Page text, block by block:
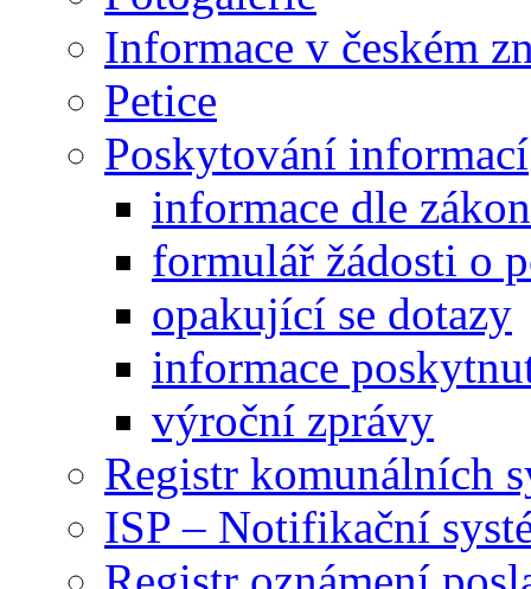
Informace v českém
Petice
Poskytování informací
informace dle
formulář žádosti o
opakující se dotazy
informace
výroční zprávy
Registr komunálních
ISP – Notifikační